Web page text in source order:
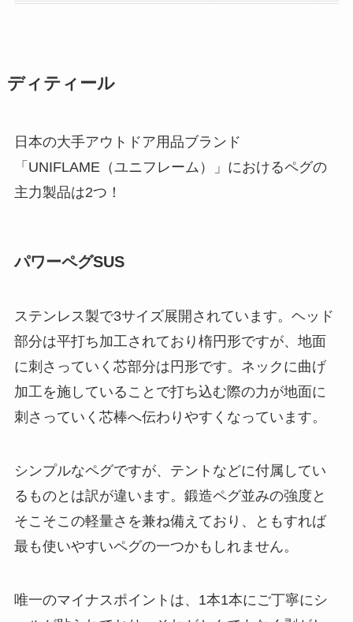
ディティール
日本の大手アウトドア用品ブランド
「UNIFLAME（ユニフレーム）」におけるペグの
主力製品は2つ！
パワーペグSUS
ステンレス製で3サイズ展開されています。ヘッド
部分は平打ち加工されており楕円形ですが、地面
に刺さっていく芯部分は円形です。ネックに曲げ
加工を施していることで打ち込む際の力が地面に
刺さっていく芯棒へ伝わりやすくなっています。
シンプルなペグですが、テントなどに付属してい
るものとは訳が違います。鍛造ペグ並みの強度と
そこそこの軽量さを兼ね備えており、ともすれば
最も使いやすいペグの一つかもしれません。
唯一のマイナスポイントは、1本1本にご丁寧にシ